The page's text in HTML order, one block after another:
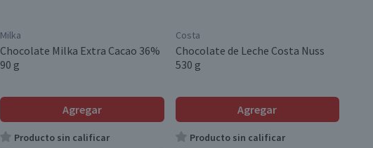
Milka
Chocolate Milka Extra Cacao 36%
90 g
Agregar
Producto sin calificar
Costa
Chocolate de Leche Costa Nuss
530 g
Agregar
Producto sin calificar